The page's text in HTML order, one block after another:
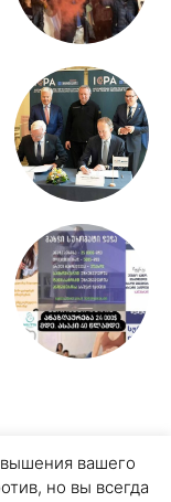
вашего
но вы всегда